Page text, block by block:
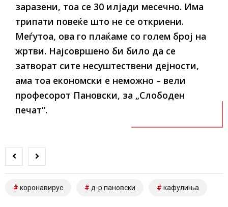
заразени, тоа се 30 илјади месечно. Има
трипати повеќе што не се откриени.
Меѓутоа, ова го плаќаме со голем број на
жртви. Најсовршено би било да се
затворат сите несуштествени дејности,
ама тоа економски е неможно – вели
професорот Пановски, за „Слободен
печат“.
коронавирус д-р пановски кафулиња